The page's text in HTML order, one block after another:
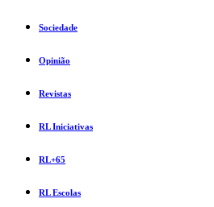
Sociedade
Opinião
Revistas
RL Iniciativas
RL+65
RL Escolas